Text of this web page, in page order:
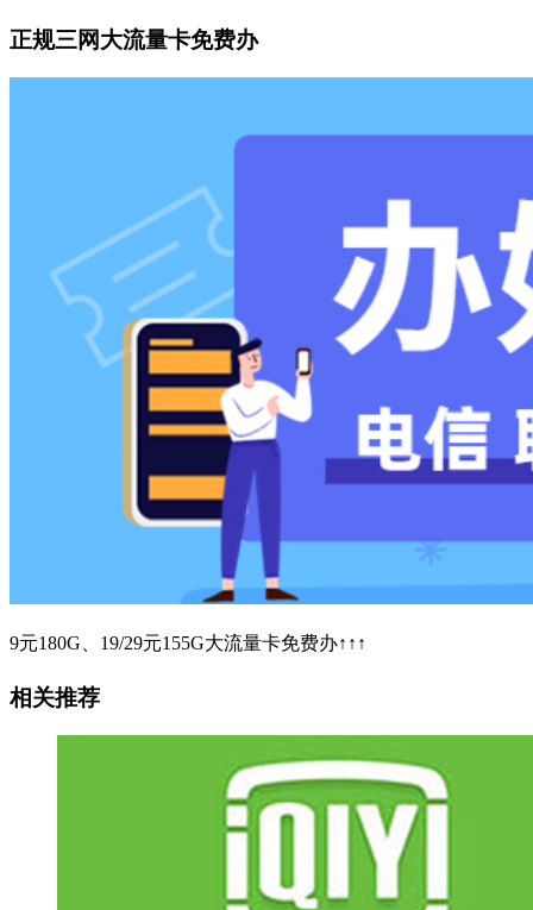
正规三网大流量卡免费办
9元180G、19/29元155G大流量卡免费办↑↑↑
相关推荐